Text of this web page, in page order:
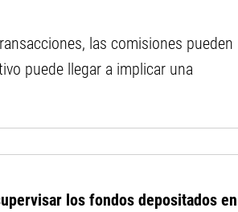
las comisiones pueden
puede llegar a implicar una
los fondos depositados en